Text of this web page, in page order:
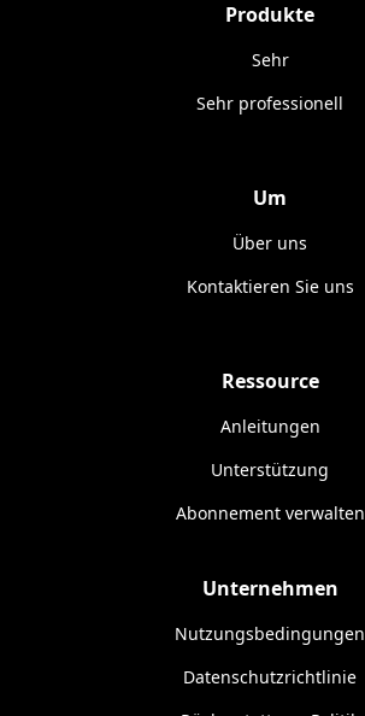
Produkte
Sehr
Sehr professionell
Um
Über uns
Kontaktieren Sie uns
Ressource
Anleitungen
Unterstützung
Abonnement verwalten
Unternehmen
Nutzungsbedingungen
Datenschutzrichtlinie